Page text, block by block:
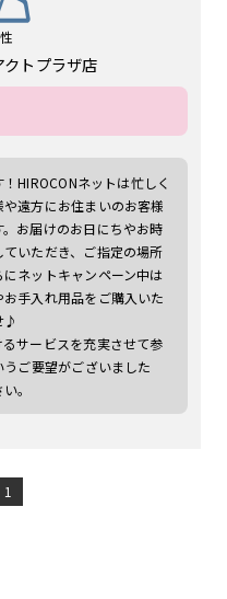
クトプラザ店
HIROCONネットは忙しく
遠方にお住まいのお客様
お届けのお日にちやお時
いただき、ご指定の場所
ネットキャンペーン中は
手入れ用品をご購入いた
♪
サービスを充実させて参
ご要望がございました
。
1